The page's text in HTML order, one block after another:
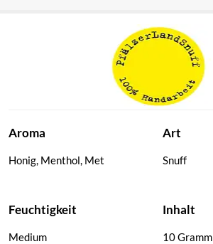
Aroma
Honig, Menthol, Met
Art
Snuff
Feuchtigkeit
Medium
Inhalt
10 Gramm